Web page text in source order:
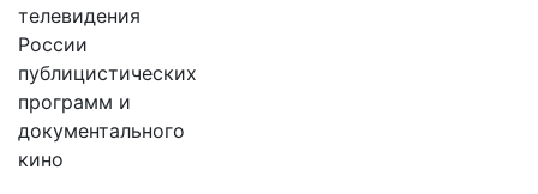
телевидения
России
публицистических
программ и
документального
кино